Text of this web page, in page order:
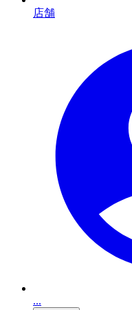
店舗
...